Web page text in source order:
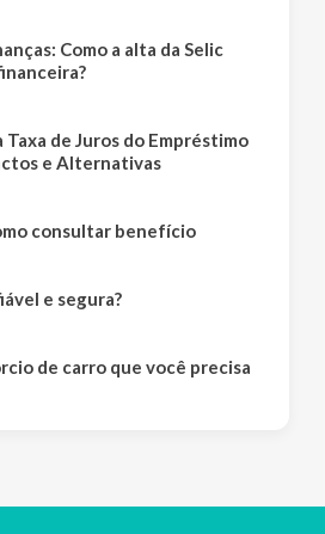
Como a alta da Selic
de Juros do Empréstimo
e Alternativas
consultar benefício
e segura?
de carro que você precisa